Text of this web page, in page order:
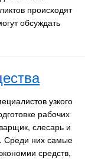
происходят
обсуждать
узкого
рабочих
слесарь и
Среди них самые
средств,